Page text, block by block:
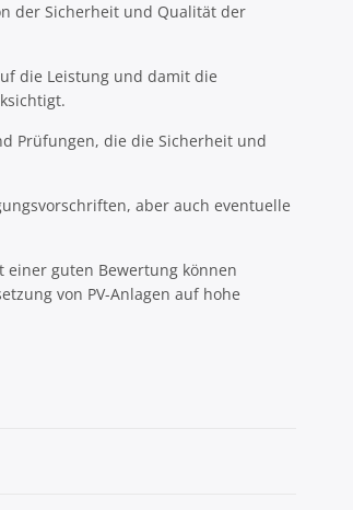
der Sicherheit und Qualität der
die Leistung und damit die
Prüfungen, die die Sicherheit und
aber auch eventuelle
einer guten Bewertung können
von PV-Anlagen auf hohe